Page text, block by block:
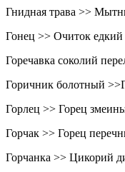
Гнидная трава >>
Гонец >> Очиток едкий
Горечавка соколий
Горичник болотный
Горлец >> Горец
Горчак >> Горец
Горчанка >> Цикорий